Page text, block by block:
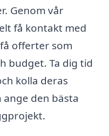
Genom vår
få kontakt med
offerter som
budget. Ta dig tid
kolla deras
den bästa